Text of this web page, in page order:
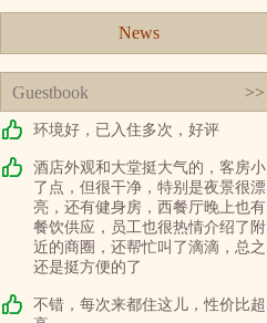
News
Guestbook >>
环境好，已入住多次，好评
酒店外观和大堂挺大气的，客房小
了点，但很干净，特别是夜景很漂
亮，还有健身房，西餐厅晚上也有
餐饮供应，员工也很热情介绍了附
近的商圈，还帮忙叫了滴滴，总之
还是挺方便的了
不错，每次来都住这儿，性价比超